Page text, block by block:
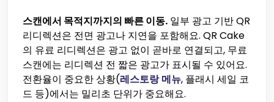
스캔에서 목적지까지의 빠른 이동. 일부 광고 기반 QR
리디렉션은 전면 광고나 지연을 포함해요. QR Cake
의 유료 리디렉션은 광고 없이 곧바로 연결되고, 무료
스캔에는 리디렉션 전 짧은 광고가 표시될 수 있어요.
전환율이 중요한 상황(레스토랑 메뉴, 플래시 세일 코
드 등)에서는 밀리초 단위가 중요해요.